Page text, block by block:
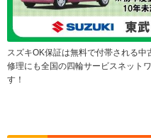
スズキOK保証は無料で付帯される
修理にも全国の四輪サービスネット
す！